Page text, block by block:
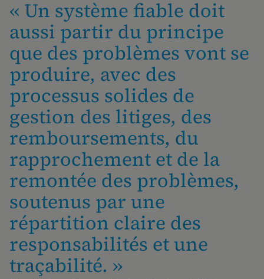
« Un système fiable doit
aussi partir du principe
que des problèmes vont se
produire, avec des
processus solides de
gestion des litiges, des
remboursements, du
rapprochement et de la
remontée des problèmes,
soutenus par une
répartition claire des
responsabilités et une
traçabilité. »